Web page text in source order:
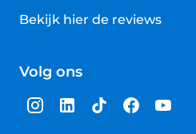
Bekijk hier de reviews
van
sterren
Volg ons